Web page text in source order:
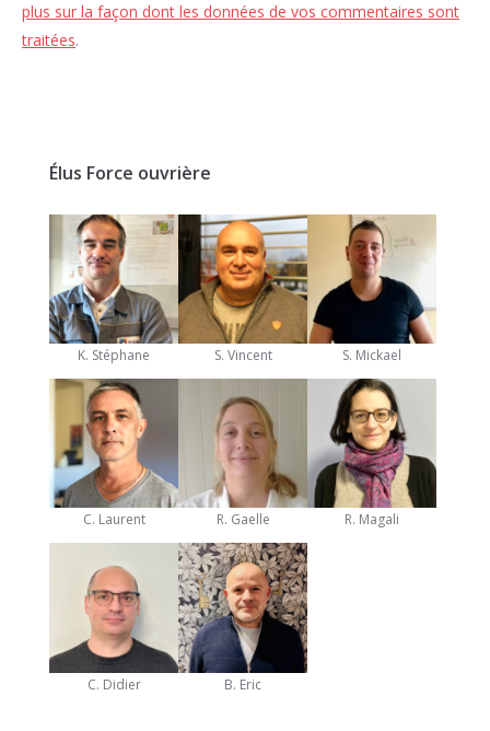
plus sur la façon dont les données de vos commentaires sont
traitées.
Élus Force ouvrière
K. Stéphane S. Vincent S. Mickael
C. Laurent R. Gaelle R. Magali
C. Didier B. Eric